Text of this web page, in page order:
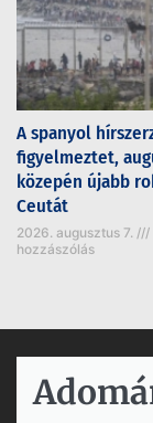
A spanyol
figyelmeztet,
közepén újabb
Ceutát
2026. augusztus 7.
hozzászólás